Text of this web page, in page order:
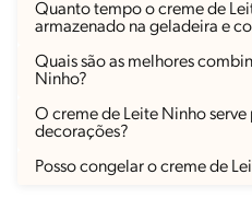
Quanto tempo o creme de
armazenado na geladeira e
Quais são as melhores
Ninho?
O creme de Leite Ninho
decorações?
Posso congelar o creme de